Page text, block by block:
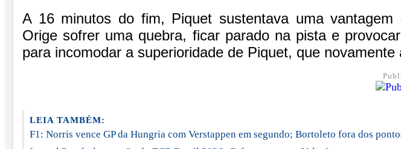
A 16 minutos do fim, Piquet sustentava uma
Orige sofrer uma quebra, ficar parado na pista e
para incomodar a superioridade de Piquet, que
LEIA TAMBÉM:
F1: Norris vence GP da Hungria com Verstappen em segundo; Bortoleto fora dos